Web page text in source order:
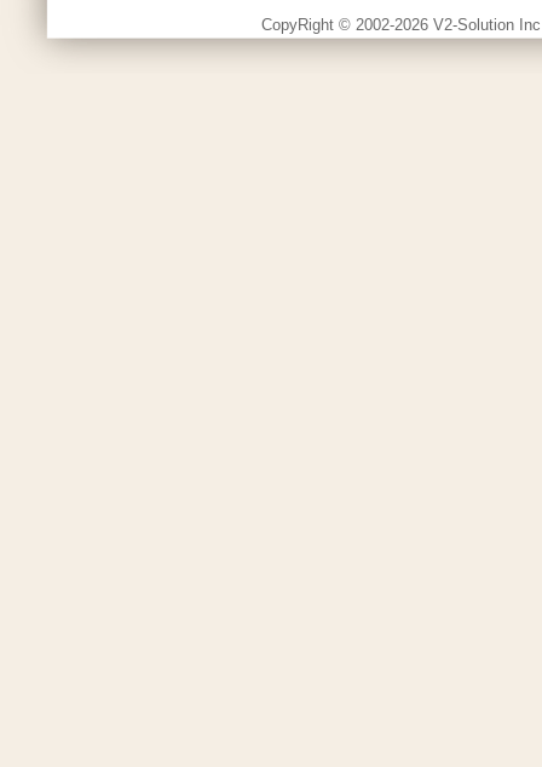
CopyRight © 2002-2026 V2-Solution